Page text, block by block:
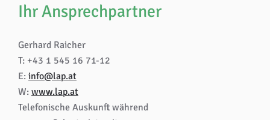
Ihr Ansprechpartner
Gerhard Raicher
T: +43 1 545 16 71-12
E: info@lap.at
W: www.lap.at
Telefonische Auskunft während